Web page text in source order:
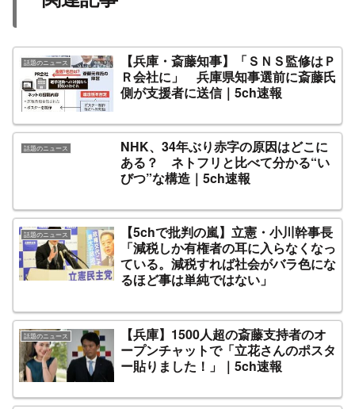
話題のニュース
【兵庫・斎藤知事】「ＳＮＳ監修はＰ
Ｒ会社に」 兵庫県知事選前に斎藤氏
側が支援者に送信｜5ch速報
話題のニュース
NHK、34年ぶり赤字の原因はどこに
ある？ ネトフリと比べて分かる“い
びつ”な構造｜5ch速報
話題のニュース
【5chで批判の嵐】立憲・小川幹事長
「減税しか有権者の耳に入らなくなっ
ている。減税すれば社会がバラ色にな
るほど事は単純ではない」
話題のニュース
【兵庫】1500人超の斎藤支持者のオ
ープンチャットで「立花さんのポスタ
ー貼りました！」｜5ch速報